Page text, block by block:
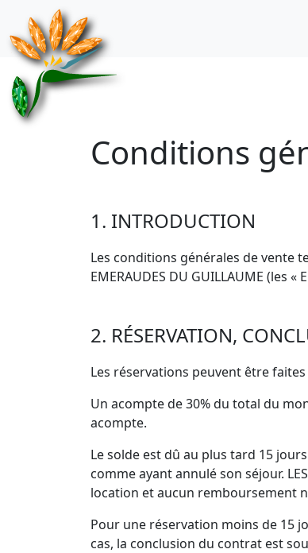
Conditions
1. INTRODUCTION
Les conditions générales de vente
EMERAUDES DU GUILLAUME (les «
2. RÉSERVATION,
Les réservations peuvent être
Un acompte de 30% du total du
acompte.
Le solde est dû au plus tard 15
comme ayant annulé son séjour.
location et aucun remboursement
Pour une réservation moins de 15
cas, la conclusion du contrat est